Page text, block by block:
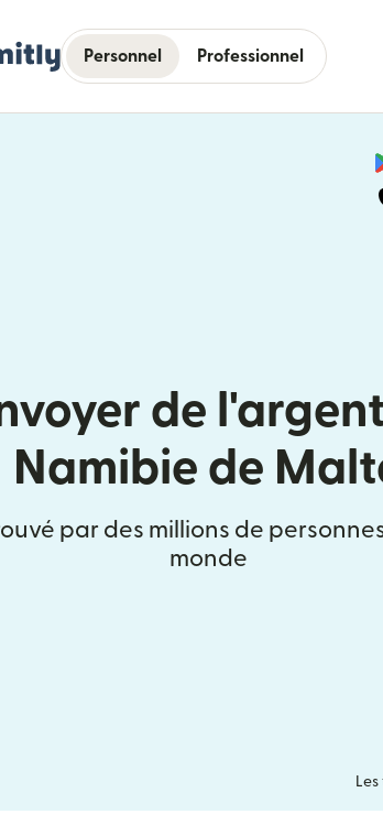
Personnel Professionnel
de
Namibie de
par des millions de
monde